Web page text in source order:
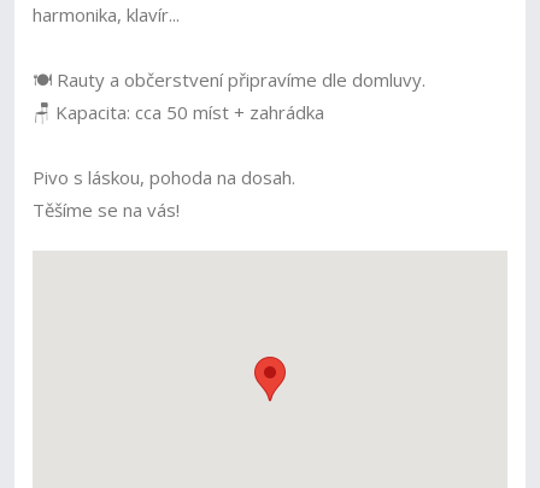
harmonika, klavír...
🍽️ Rauty a občerstvení připravíme dle domluvy.
🪑 Kapacita: cca 50 míst + zahrádka
Pivo s láskou, pohoda na dosah.
Těšíme se na vás!